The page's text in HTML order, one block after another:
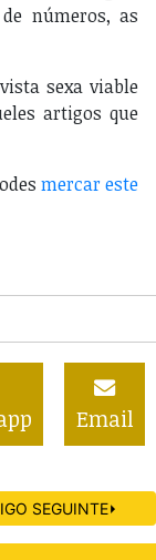
números, as
sexa viable
artigos que
mercar este
Email
SEGUINTE⏵